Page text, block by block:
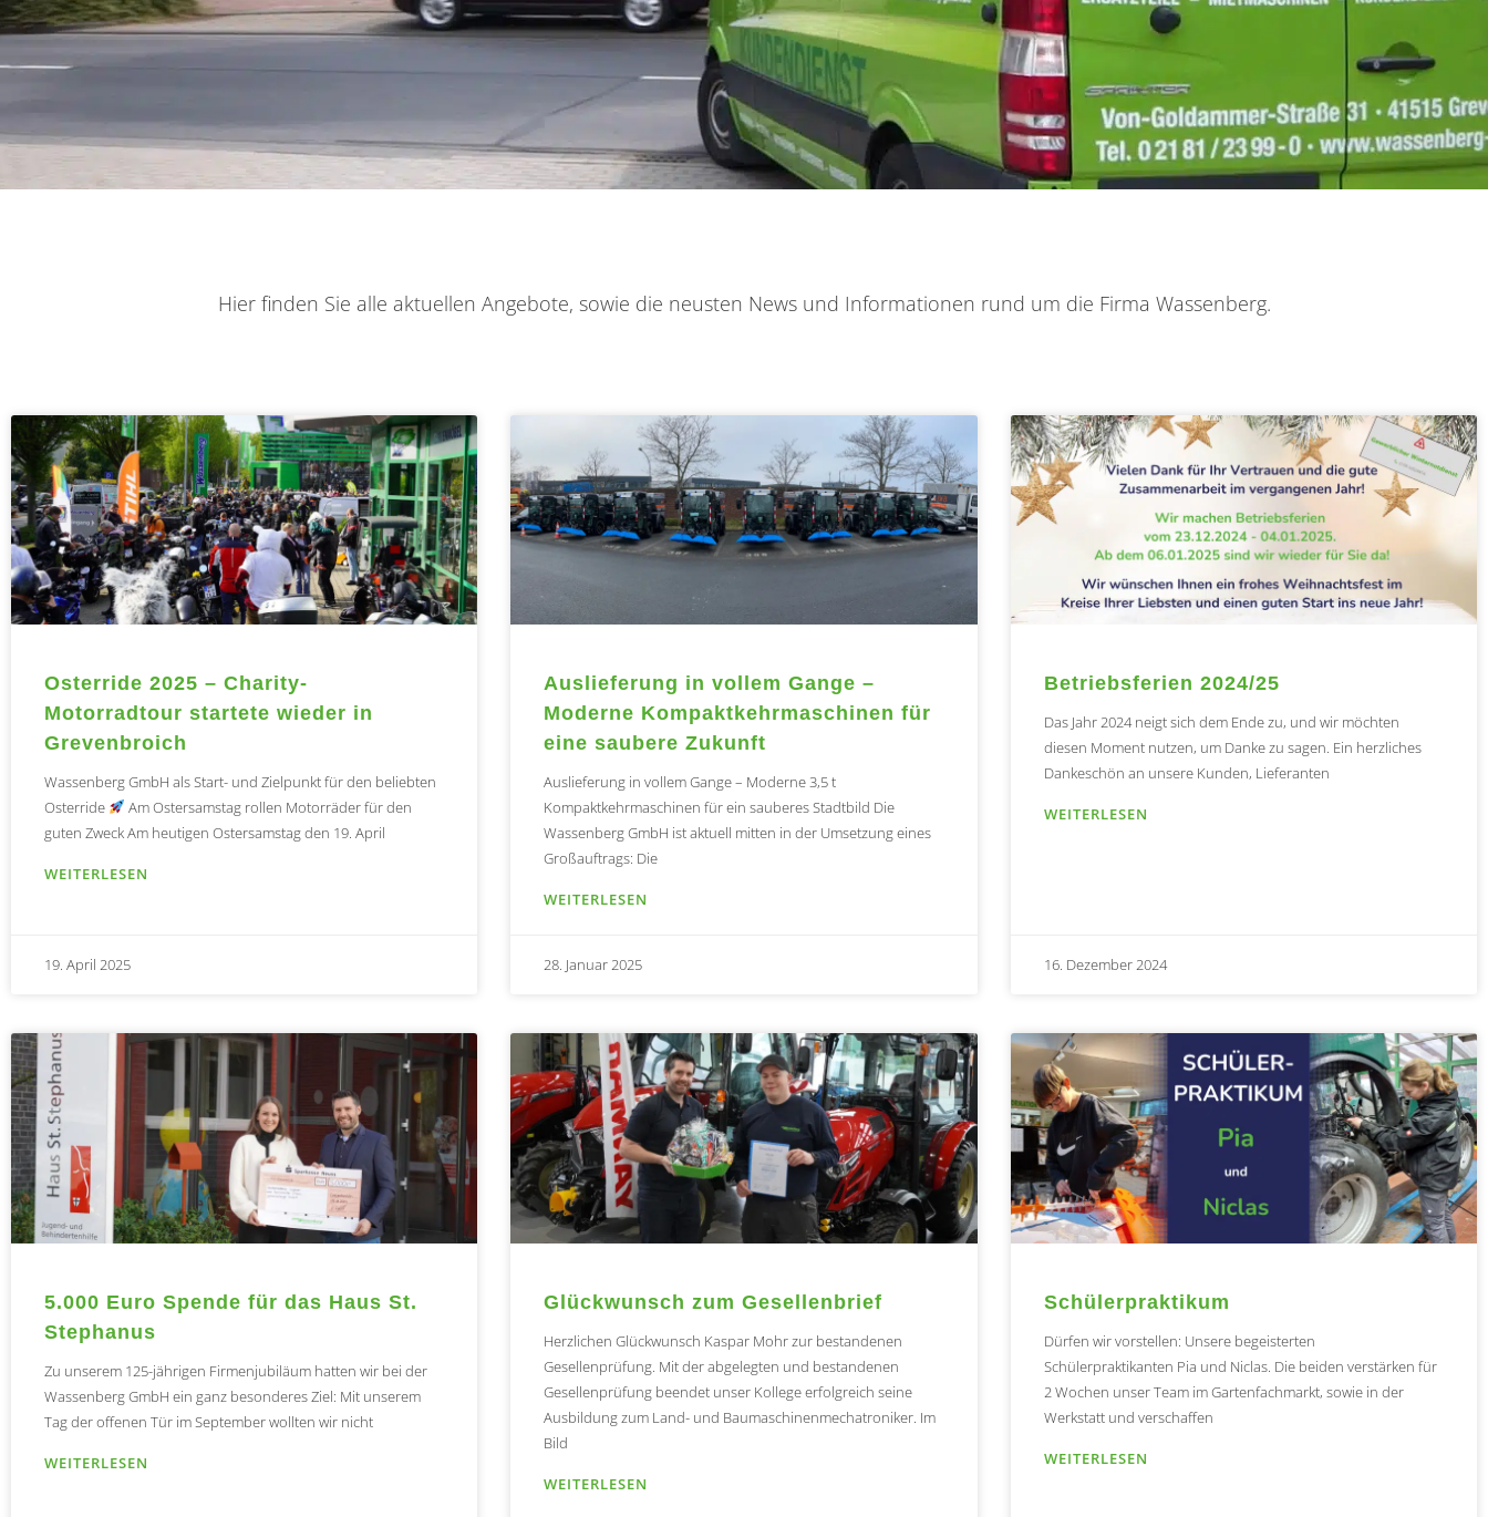
Hier finden Sie alle aktuellen Angebote, sowie die neusten News und Informationen rund um die Firma Wassenberg.
Osterride 2025 – Charity-
Motorradtour startete wieder in
Grevenbroich
Wassenberg GmbH als Start- und Zielpunkt für den beliebten
Osterride
Am Ostersamstag rollen Motorräder für den
guten Zweck Am heutigen Ostersamstag den 19. April
WEITERLESEN
19. April 2025
Auslieferung in vollem Gange –
Moderne Kompaktkehrmaschinen für
eine saubere Zukunft
Auslieferung in vollem Gange – Moderne 3,5 t
Kompaktkehrmaschinen für ein sauberes Stadtbild Die
Wassenberg GmbH ist aktuell mitten in der Umsetzung eines
Großauftrags: Die
WEITERLESEN
28. Januar 2025
Betriebsferien 2024/25
Das Jahr 2024 neigt sich dem Ende zu, und wir möchten
diesen Moment nutzen, um Danke zu sagen. Ein herzliches
Dankeschön an unsere Kunden, Lieferanten
WEITERLESEN
16. Dezember 2024
5.000 Euro Spende für das Haus St.
Stephanus
Zu unserem 125-jährigen Firmenjubiläum hatten wir bei der
Wassenberg GmbH ein ganz besonderes Ziel: Mit unserem
Tag der offenen Tür im September wollten wir nicht
WEITERLESEN
Glückwunsch zum Gesellenbrief
Herzlichen Glückwunsch Kaspar Mohr zur bestandenen
Gesellenprüfung. Mit der abgelegten und bestandenen
Gesellenprüfung beendet unser Kollege erfolgreich seine
Ausbildung zum Land- und Baumaschinenmechatroniker. Im
Bild
WEITERLESEN
Schülerpraktikum
Dürfen wir vorstellen: Unsere begeisterten
Schülerpraktikanten Pia und Niclas. Die beiden verstärken für
2 Wochen unser Team im Gartenfachmarkt, sowie in der
Werkstatt und verschaffen
WEITERLESEN